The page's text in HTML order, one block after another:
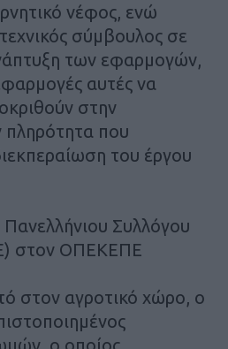
νέφος, ενώ
σύμβουλος σε
των εφαρμογών,
αυτές να
στην
πληρότητα που
του έργου
Συλλόγου
στον ΟΠΕΚΕΠΕ
στον αγροτικό χώρο, ο
ο οποίος